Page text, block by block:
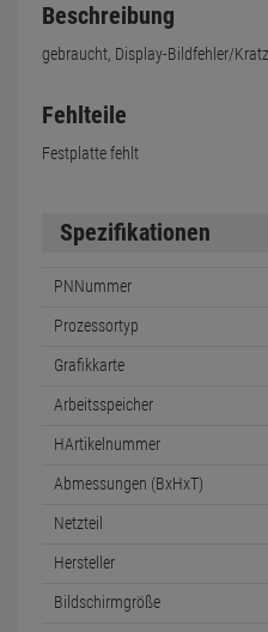
Beschreibung
gebraucht, Display-Bildfehler/
Fehlteile
Festplatte fehlt
Spezifikationen
PNNummer
Prozessortyp
Grafikkarte
Arbeitsspeicher
HArtikelnummer
Abmessungen (BxHxT)
Netzteil
Hersteller
Bildschirmgröße